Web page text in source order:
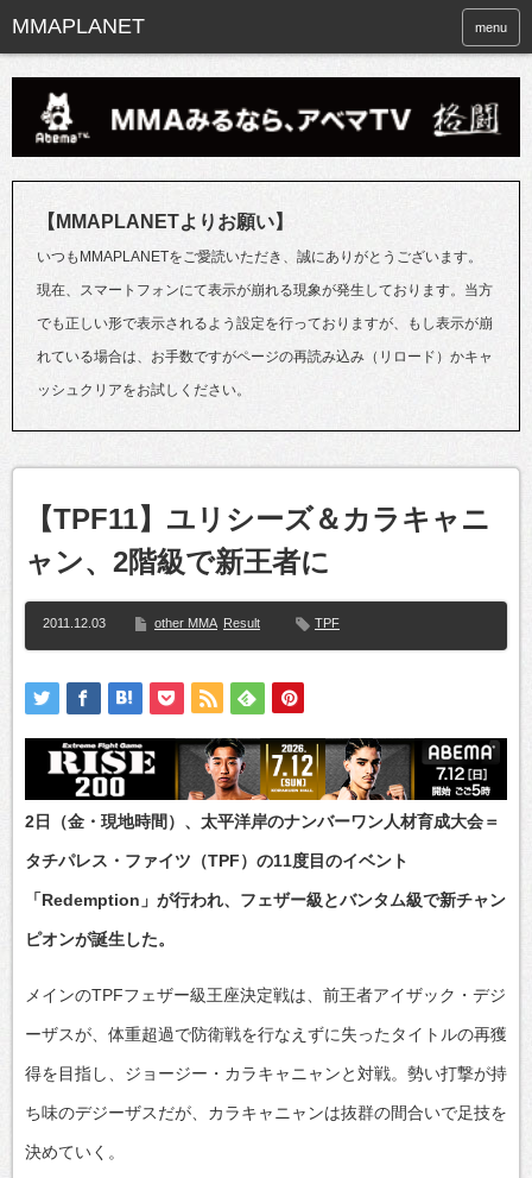
menu
【MMAPLANETよりお願い】
いつもMMAPLANETをご愛読いただき、誠にありがとうございます。
現在、スマートフォンにて表示が崩れる現象が発生しております。当方
でも正しい形で表示されるよう設定を行っておりますが、もし表示が崩
れている場合は、お手数ですがページの再読み込み（リロード）かキャ
ッシュクリアをお試しください。
【TPF11】ユリシーズ＆カラキャニ
ャン、2階級で新王者に
2011.12.03 other MMA Result TPF
2日（金・現地時間）、太平洋岸のナンバーワン人材育成大会＝
タチパレス・ファイツ（TPF）の11度目のイベント
「Redemption」が行われ、フェザー級とバンタム級で新チャン
ピオンが誕生した。
メインのTPFフェザー級王座決定戦は、前王者アイザック・デジ
ーザスが、体重超過で防衛戦を行なえずに失ったタイトルの再獲
得を目指し、ジョージー・カラキャニャンと対戦。勢い打撃が持
ち味のデジーザスだが、カラキャニャンは抜群の間合いで足技を
決めていく。